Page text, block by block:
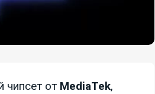
чипсет от MediaTek,